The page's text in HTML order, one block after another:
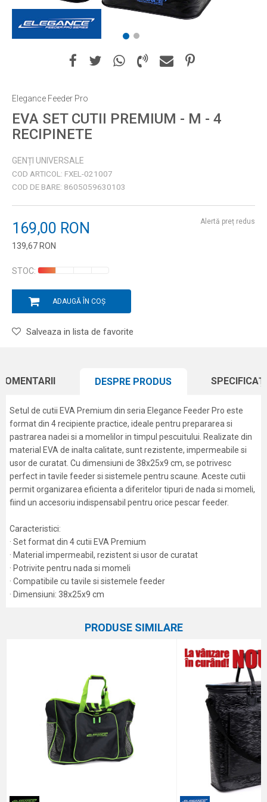
1 2
Elegance Feeder Pro
EVA SET CUTII PREMIUM - M - 4
RECIPINETE
GENȚI UNIVERSALE
COD ARTICOL: FXEL-021007
COD DE BARE: 8605059630103
169,00 RON
139,67 RON
Alertă preț redus
STOC:
ADAUGĂ ÎN COȘ
Salveaza in lista de favorite
DESPRE PRODUS
Setul de cutii EVA Premium din seria Elegance Feeder Pro este
format din 4 recipiente practice, ideale pentru prepararea si
pastrarea nadei si a momelilor in timpul pescuitului. Realizate din
material EVA de inalta calitate, sunt rezistente, impermeabile si
usor de curatat. Cu dimensiuni de 38x25x9 cm, se potrivesc
perfect in tavile feeder si sistemele pentru scaune. Aceste cutii
permit organizarea eficienta a diferitelor tipuri de nada si momeli,
fiind un accesoriu indispensabil pentru orice pescar feeder.
Caracteristici:
· Set format din 4 cutii EVA Premium
· Material impermeabil, rezistent si usor de curatat
· Potrivite pentru nada si momeli
· Compatibile cu tavile si sistemele feeder
· Dimensiuni: 38x25x9 cm
Genți universale
Elegance Feeder Pro
Comentariu
PRODUSE SIMILARE